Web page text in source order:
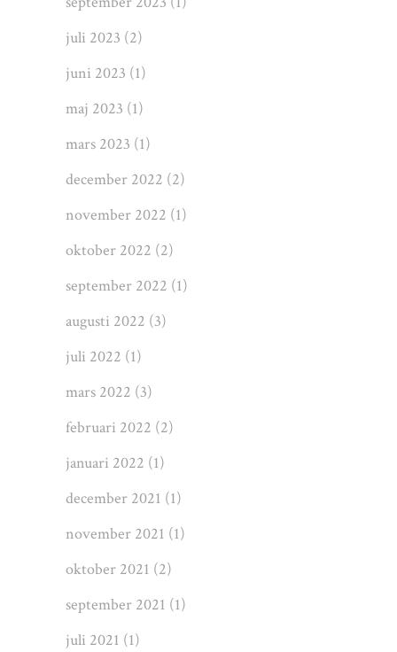
juli 2023 (2)
juni 2023 (1)
maj 2023 (1)
mars 2023 (1)
december 2022 (2)
november 2022 (1)
oktober 2022 (2)
september 2022 (1)
augusti 2022 (3)
juli 2022 (1)
mars 2022 (3)
februari 2022 (2)
januari 2022 (1)
december 2021 (1)
november 2021 (1)
oktober 2021 (2)
september 2021 (1)
juli 2021 (1)